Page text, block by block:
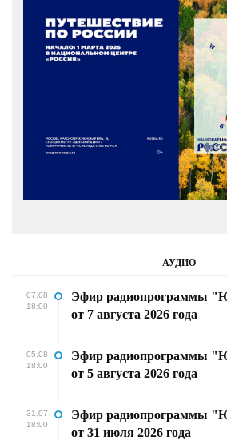
АУДИО
07.08
18:00
Эфир радиопрограммы
от 7 августа 2026 года
05.08
18:00
Эфир радиопрограммы
от 5 августа 2026 года
31.07
18:00
Эфир радиопрограммы
от 31 июля 2026 года